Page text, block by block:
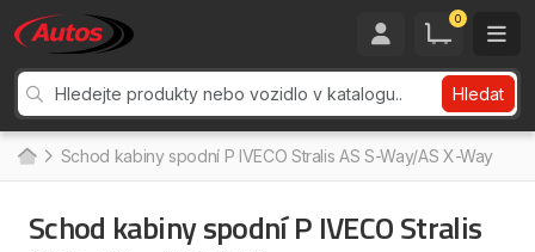
0
Hledat
Schod kabiny spodní P IVECO Stralis AS S-Way/AS X-Way
Schod kabiny spodní P IVECO Stralis